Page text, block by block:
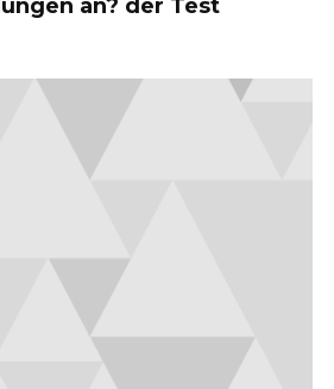
an? der Test